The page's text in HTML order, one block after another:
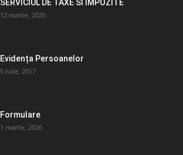
SERVICIUL DE TAXE SI IMPOZITE
12 martie, 2020
Evidența Persoanelor
5 iulie, 2017
Formulare
1 martie, 2026